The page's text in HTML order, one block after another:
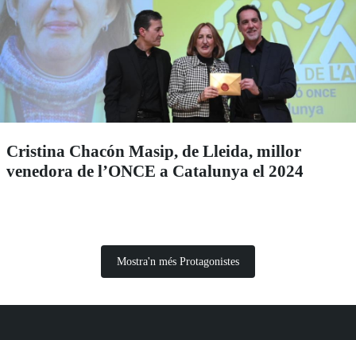
Cristina Chacón Masip, de Lleida, millor
venedora de l’ONCE a Catalunya el 2024
Mostra'n més Protagonistes